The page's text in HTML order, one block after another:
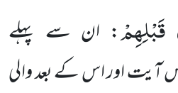
: ان سے پہلے
آیت اور اس کے بعد والی